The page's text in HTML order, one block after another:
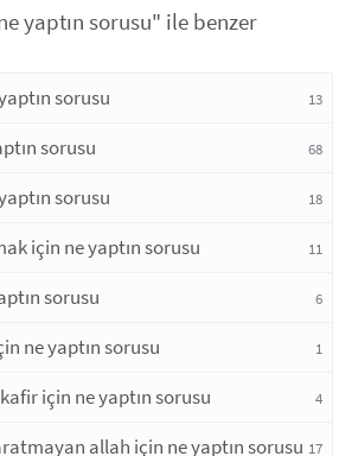
yaptın sorusu" ile benzer
sorusu 13
sorusu 68
sorusu 18
için ne yaptın sorusu 11
sorusu 6
ne yaptın sorusu 1
için ne yaptın sorusu 4
allah için ne yaptın sorusu 17